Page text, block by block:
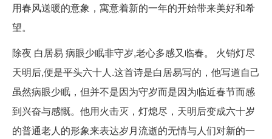
用春风送暖的意象，寓意着新的一年的开始带来美好和希
望。
除夜 白居易 病眼少眠非守岁,老心多感又临春。 火销灯尽
天明后,便是平头六十人.这首诗是白居易写的，他写道自己
虽然病眼少眠，但并不是因为守岁而是因为临近春节而感
到兴奋与感慨。他用火击灭，灯熄尽，天明后变成六十岁
的普通老人的形象来表达岁月流逝的无情与人们对新的一